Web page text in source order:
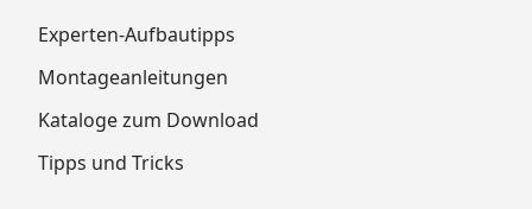
Experten-Aufbautipps
Montageanleitungen
Kataloge zum Download
Tipps und Tricks